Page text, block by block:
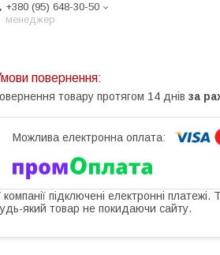
+380 (95) 648-30-50
менеджер
товару протягом 14 днів за
компанії підключені електронні
який товар не покидаючи сайту.